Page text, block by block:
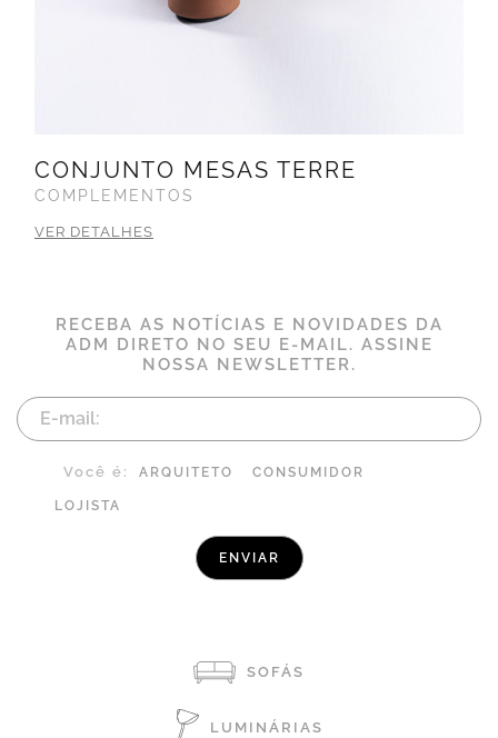
CONJUNTO MESAS TERRE
COMPLEMENTOS
VER DETALHES
RECEBA AS NOTÍCIAS E NOVIDADES DA
ADM DIRETO NO SEU E-MAIL. ASSINE
NOSSA NEWSLETTER.
Você é: ARQUITETO CONSUMIDOR
LOJISTA
SOFÁS
LUMINÁRIAS